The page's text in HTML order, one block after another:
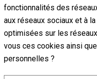
fonctionnalités des
aux réseaux sociaux et à
optimisées sur les
vous ces cookies ainsi
personnelles ?